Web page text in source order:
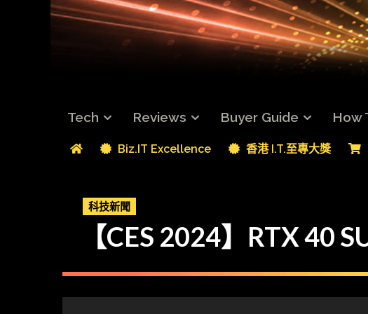
Tech Reviews Buyer Guide How
Biz.IT Excellence 香港 I.T.至專大獎
科技新聞
【CES 2024】RTX 40